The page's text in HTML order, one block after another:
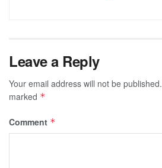
Leave a Reply
Your email address will not be published.
marked *
Comment *